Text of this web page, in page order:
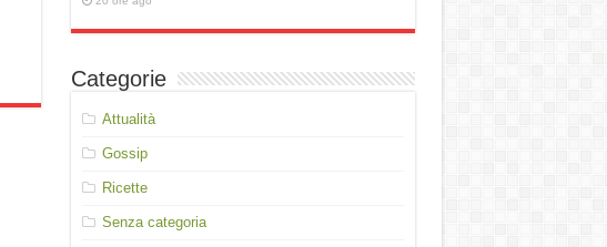
Categorie
Attualità
Gossip
Ricette
Senza categoria